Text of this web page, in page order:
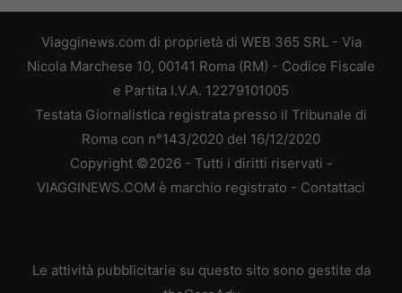
Viagginews.com di proprietà di WEB 365 SRL - Via
Nicola Marchese 10, 00141 Roma (RM) - Codice Fiscale
e Partita I.V.A. 12279101005
Testata Giornalistica registrata presso il Tribunale di
Roma con n°143/2020 del 16/12/2020
Copyright ©2026 - Tutti i diritti riservati -
VIAGGINEWS.COM è marchio registrato - Contattaci
Le attività pubblicitarie su questo sito sono gestite da